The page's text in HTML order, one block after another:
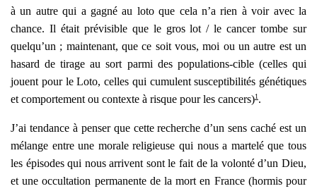
à un autre qui a gagné au loto que cela n’a rien à voir avec la
chance. Il était pré­vi­sible que le gros lot / le can­cer tombe sur
quelqu’un ; main­te­nant, que ce soit vous, moi ou un autre est un
hasard de tirage au sort par­mi des popu­la­tions-cible (celles qui
jouent pour le Loto, celles qui cumulent sus­cep­ti­bi­li­tés géné­tiques
et com­por­te­ment ou contexte à risque pour les can­cers)1 .
J’ai ten­dance à pen­ser que cette recherche d’un sens caché est un
mélange entre une morale reli­gieuse qui nous a mar­te­lé que tous
les épi­sodes qui nous arrivent sont le fait de la volon­té d’un Dieu,
et une occul­ta­tion per­ma­nente de la mort en France (hor­mis pour